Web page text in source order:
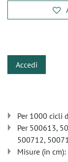
Accedi
Per 1000 cicli
Per 500613,
500712,
Misure (in